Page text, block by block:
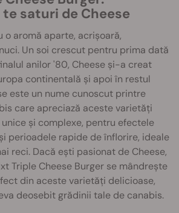
saturi de Cheese
o aromă aparte, acrișoară,
Un soi crescut pentru prima dată
anilor '80, Cheese și-a creat
continentală și apoi în restul
este un nume cunoscut printre
care apreciază aceste varietăți
și complexe, pentru efectele
perioadele rapide de înflorire, ideale
reci. Dacă ești pasionat de Cheese,
Triple Cheese Burger se mândrește
din aceste varietăți delicioase,
deosebit grădinii tale de canabis.